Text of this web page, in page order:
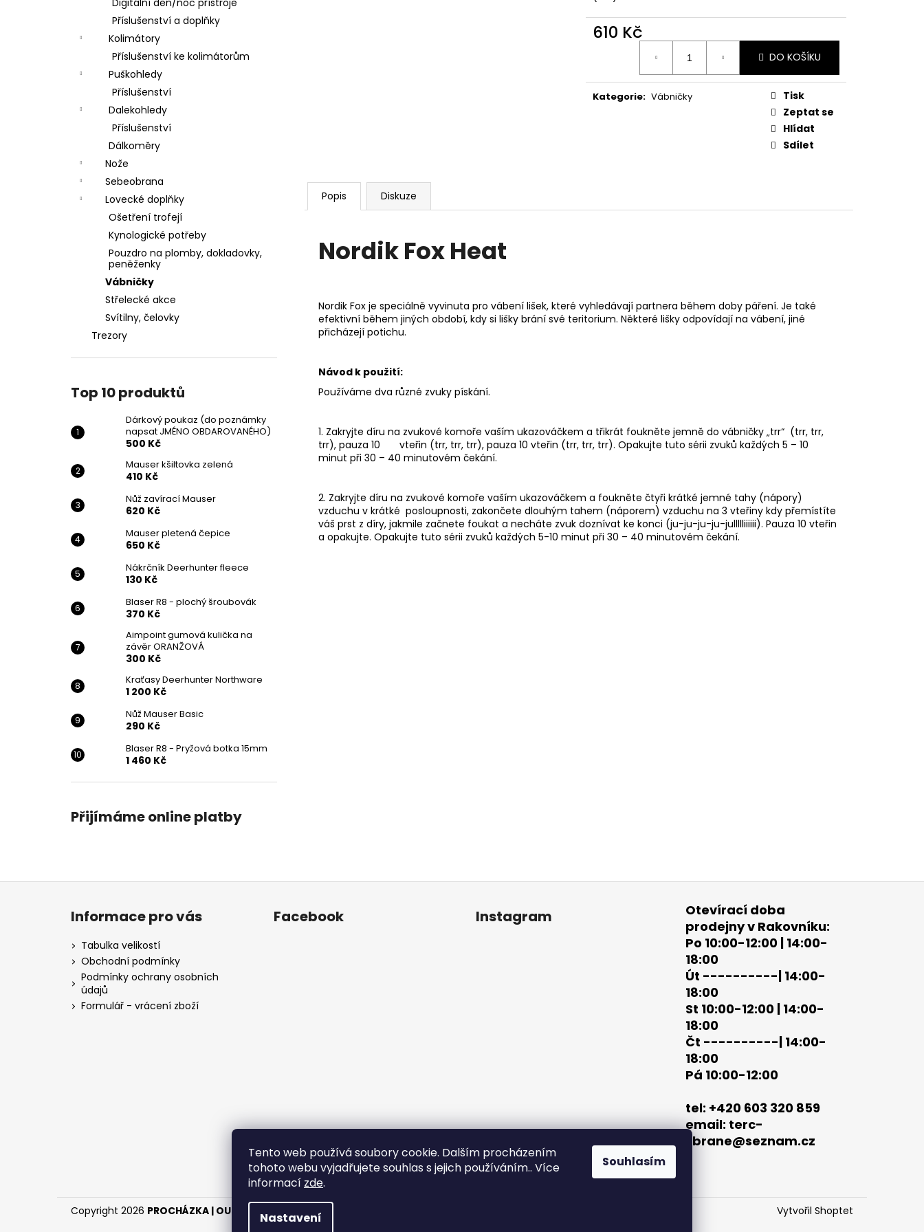
Tento web používá soubory cookie. Dalším procházením
tohoto webu vyjadřujete souhlas s jejich používáním.. Více
informací zde.
Nastavení
Souhlasím
Digitální den/noc přístroje
Příslušenství a doplňky
Kolimátory
Příslušenství ke kolimátorům
Puškohledy
Příslušenství
Dalekohledy
Příslušenství
Dálkoměry
Nože
Sebeobrana
Lovecké doplňky
Ošetření trofejí
Kynologické potřeby
Pouzdro na plomby, dokladovky,
peněženky
Vábničky
Střelecké akce
Svítilny, čelovky
Trezory
Top 10 produktů
Dárkový poukaz (do poznámky
napsat JMÉNO OBDAROVANÉHO)
500 Kč
Mauser kšiltovka zelená
410 Kč
Nůž zavírací Mauser
620 Kč
Mauser pletená čepice
650 Kč
Nákrčník Deerhunter fleece
130 Kč
Blaser R8 - plochý šroubovák
370 Kč
Aimpoint gumová kulička na
závěr ORANŽOVÁ
300 Kč
Kraťasy Deerhunter Northware
1 200 Kč
Nůž Mauser Basic
290 Kč
Blaser R8 - Pryžová botka 15mm
1 460 Kč
Přijímáme online platby
610 Kč
DO KOŠÍKU
Kategorie: Vábničky
Tisk
Zeptat se
Hlídat
Sdílet
Popis Diskuze
Nordik Fox Heat
Nordik Fox je speciálně vyvinuta pro vábení lišek, které vyhledávají partnera během doby páření. Je také
efektivní během jiných období, kdy si lišky brání své teritorium. Některé lišky odpovídají na vábení, jiné
přicházejí potichu.
Návod k použití:
Používáme dva různé zvuky pískání.
1. Zakryjte díru na zvukové komoře vaším ukazováčkem a třikrát foukněte jemně do vábničky „trr“ (trr, trr,
trr), pauza 10 vteřin (trr, trr, trr), pauza 10 vteřin (trr, trr, trr). Opakujte tuto sérii zvuků každých 5 – 10
minut při 30 – 40 minutovém čekání.
2. Zakryjte díru na zvukové komoře vaším ukazováčkem a foukněte čtyři krátké jemné tahy (nápory)
vzduchu v krátké posloupnosti, zakončete dlouhým tahem (náporem) vzduchu na 3 vteřiny kdy přemístíte
váš prst z díry, jakmile začnete foukat a necháte zvuk doznívat ke konci (ju-ju-ju-ju-jullllliiiiii). Pauza 10 vteřin
a opakujte. Opakujte tuto sérii zvuků každých 5-10 minut při 30 – 40 minutovém čekání.
DÁRKOVÝ POUKAZ (DO POZNÁMKY
NAPSAT JMÉNO OBDAROVANÉHO)
500 Kč
NŮŽ ZAVÍRACÍ MAUSER
Z
Informace pro vás
Tabulka velikostí
Obchodní podmínky
Podmínky ochrany osobních
údajů
Formulář - vrácení zboží
Facebook Instagram
Otevírací doba
prodejny v Rakovníku:
Po 10:00-12:00 | 14:00-
18:00
Út ----------| 14:00-
18:00
St 10:00-12:00 | 14:00-
18:00
Čt ----------| 14:00-
18:00
Pá 10:00-12:00
tel: +420 603 320 859
email: terc-
zbrane@seznam.cz
Vytvořil Shoptet
Copyright 2026 PROCHÁZKA | OUTDOOR - LOV . Všechna práva vyhrazena.